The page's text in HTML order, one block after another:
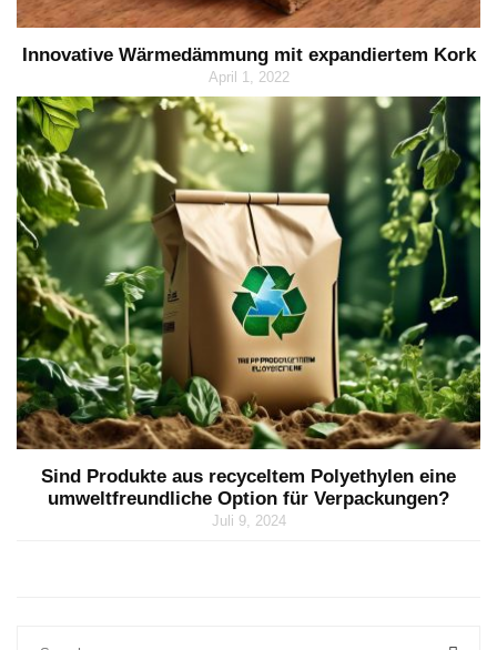
Innovative Wärmedämmung mit expandiertem Kork
April 1, 2022
Sind Produkte aus recyceltem Polyethylen eine
umweltfreundliche Option für Verpackungen?
Juli 9, 2024